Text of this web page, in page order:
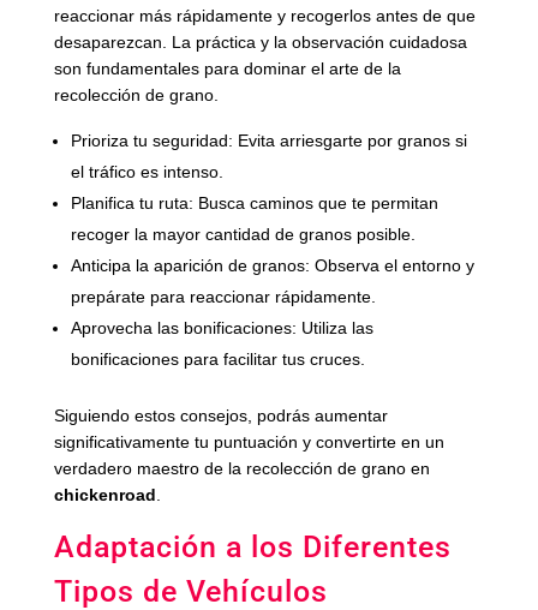
reaccionar más rápidamente y recogerlos antes de que
desaparezcan. La práctica y la observación cuidadosa
son fundamentales para dominar el arte de la
recolección de grano.
Prioriza tu seguridad: Evita arriesgarte por granos si
el tráfico es intenso.
Planifica tu ruta: Busca caminos que te permitan
recoger la mayor cantidad de granos posible.
Anticipa la aparición de granos: Observa el entorno y
prepárate para reaccionar rápidamente.
Aprovecha las bonificaciones: Utiliza las
bonificaciones para facilitar tus cruces.
Siguiendo estos consejos, podrás aumentar
significativamente tu puntuación y convertirte en un
verdadero maestro de la recolección de grano en
chickenroad
Adaptación a los Diferentes
Tipos de Vehículos